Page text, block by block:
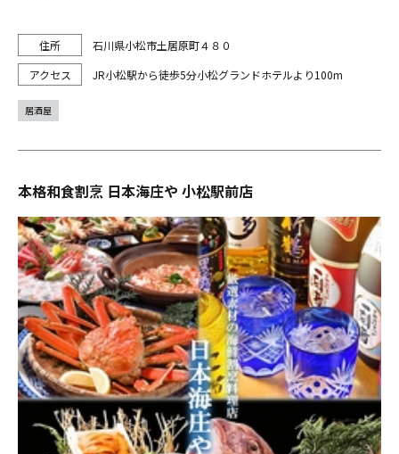
石川県小松市土居原町４８０
JR小松駅から徒歩5分小松グランドホテルより100m
居酒屋
本格和食割烹 日本海庄や 小松駅前店